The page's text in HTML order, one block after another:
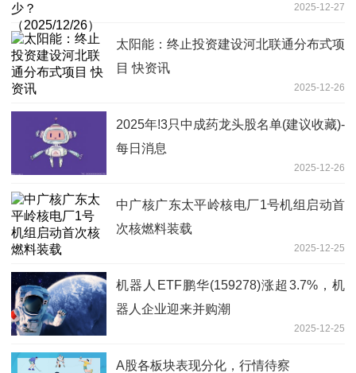
2025-12-27
太阳能：终止投资建设河北联通分布式项
目 快资讯
2025-12-26
2025年!3只中成药龙头股名单(建议收藏)-
每日消息
2025-12-26
中广核广东太平岭核电厂1号机组启动首
次核燃料装载
2025-12-25
机器人ETF鹏华(159278)涨超3.7%，机
器人企业迎来并购潮
2025-12-25
A股各板块表现分化，行情待察